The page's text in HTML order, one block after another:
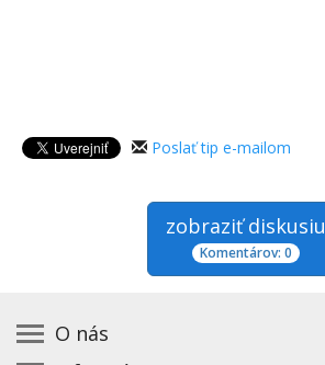
Poslať tip e-mailom
zobraziť diskusiu
Komentárov: 0
O nás